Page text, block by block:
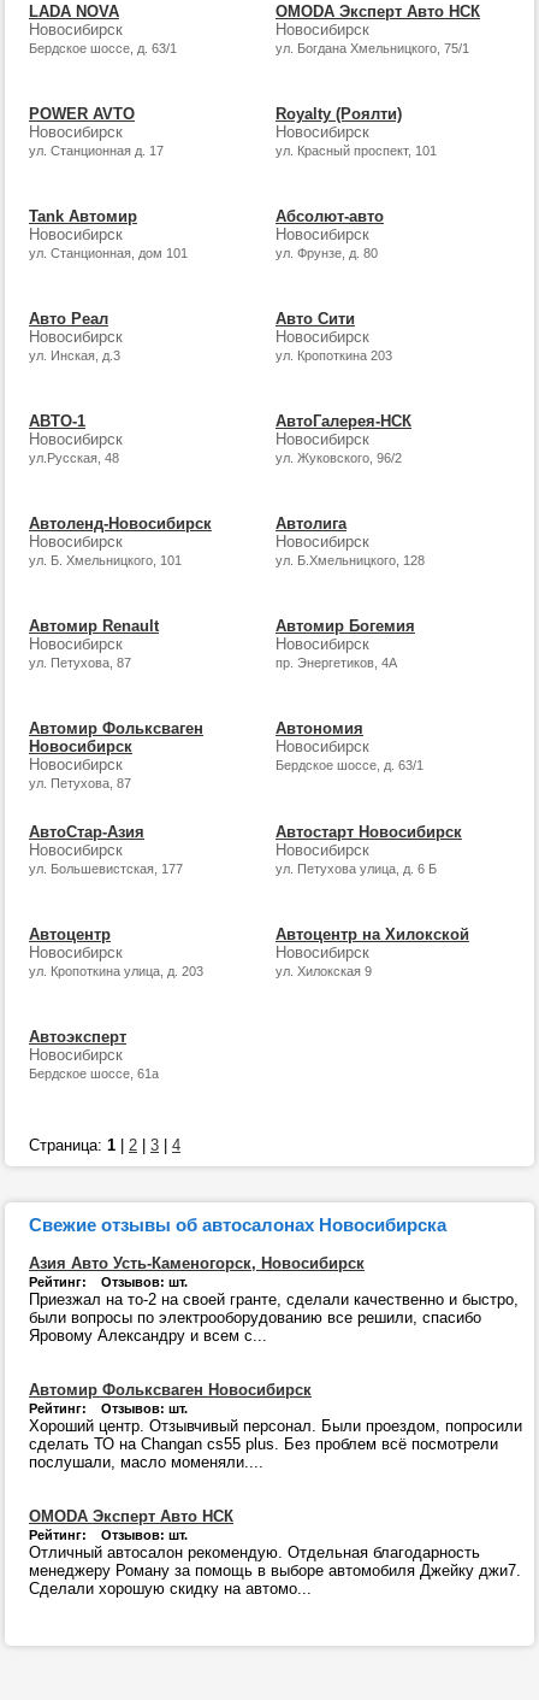
LADA NOVA
Новосибирск
Бердское шоссе, д. 63/1
OMODA Эксперт Авто НСК
Новосибирск
ул. Богдана Хмельницкого, 75/1
POWER AVTO
Новосибирск
ул. Станционная д. 17
Royalty (Роялти)
Новосибирск
ул. Красный проспект, 101
Tank Автомир
Новосибирск
ул. Станционная, дом 101
Абсолют-авто
Новосибирск
ул. Фрунзе, д. 80
Авто Реал
Новосибирск
ул. Инская, д.3
Авто Сити
Новосибирск
ул. Кропоткина 203
АВТО-1
Новосибирск
ул.Русская, 48
АвтоГалерея-НСК
Новосибирск
ул. Жуковского, 96/2
Автоленд-Новосибирск
Новосибирск
ул. Б. Хмельницкого, 101
Автолига
Новосибирск
ул. Б.Хмельницкого, 128
Автомир Renault
Новосибирск
ул. Петухова, 87
Автомир Богемия
Новосибирск
пр. Энергетиков, 4А
Автомир Фольксваген
Новосибирск
Новосибирск
ул. Петухова, 87
Автономия
Новосибирск
Бердское шоссе, д. 63/1
АвтоСтар-Азия
Новосибирск
ул. Большевистская, 177
Автостарт Новосибирск
Новосибирск
ул. Петухова улица, д. 6 Б
Автоцентр
Новосибирск
ул. Кропоткина улица, д. 203
Автоцентр на Хилокской
Новосибирск
ул. Хилокская 9
Автоэксперт
Новосибирск
Бердское шоссе, 61а
Страница: 1 2 3 4
Свежие отзывы об автосалонах Новосибирска
Азия Авто Усть-Каменогорск, Новосибирск
Рейтинг: Отзывов: шт.
Приезжал на то-2 на своей гранте, сделали качественно и быстро,
были вопросы по электрооборудованию все решили, спасибо
Яровому Александру и всем с...
Автомир Фольксваген Новосибирск
Рейтинг: Отзывов: шт.
Хороший центр. Отзывчивый персонал. Были проездом, попросили
сделать ТО на Changan cs55 plus. Без проблем всё посмотрели
послушали, масло моменяли....
OMODA Эксперт Авто НСК
Рейтинг: Отзывов: шт.
Отличный автосалон рекомендую. Отдельная благодарность
менеджеру Роману за помощь в выборе автомобиля Джейку джи7.
Сделали хорошую скидку на автомо...